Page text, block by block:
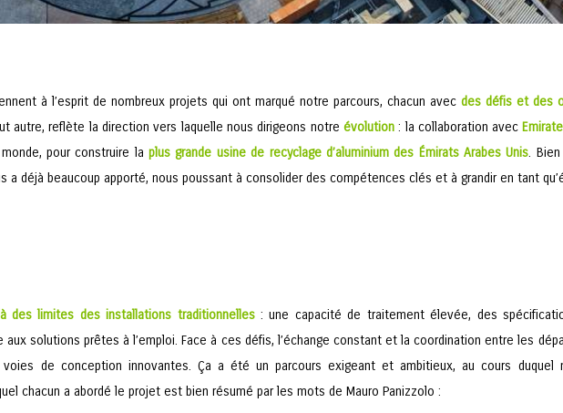
à l’esprit de nombreux projets qui ont marqué notre parcours, chacun avec des défis et des
autre, reflète la direction vers laquelle nous dirigeons notre évolution: la collaboration avec
pour construire la plus grande usine de recyclage d’aluminium des Émirats Arabes Unis.
a déjà beaucoup apporté, nous poussant à consolider des compétences clés et à grandir en tant
des limites des installations traditionnelles : une capacité de traitement élevée, des
solutions prêtes à l’emploi. Face à ces défis, l’échange constant et la coordination entre les
de conception innovantes. Ça a été un parcours exigeant et ambitieux, au cours duquel
chacun a abordé le projet est bien résumé par les mots de Mauro Panizzolo :